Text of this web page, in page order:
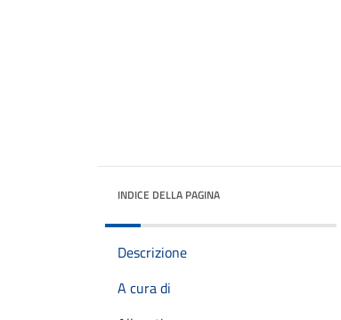
INDICE DELLA PAGINA
Descrizione
A cura di